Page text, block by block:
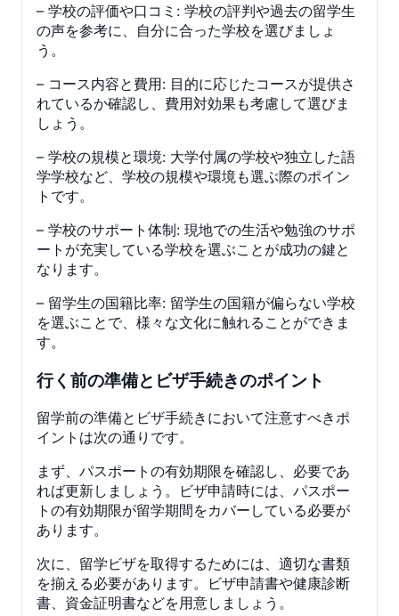
– 学校の評価や口コミ: 学校の評判や過去の留学生
の声を参考に、自分に合った学校を選びましょ
う。
– コース内容と費用: 目的に応じたコースが提供さ
れているか確認し、費用対効果も考慮して選びま
しょう。
– 学校の規模と環境: 大学付属の学校や独立した語
学学校など、学校の規模や環境も選ぶ際のポイン
トです。
– 学校のサポート体制: 現地での生活や勉強のサポ
ートが充実している学校を選ぶことが成功の鍵と
なります。
– 留学生の国籍比率: 留学生の国籍が偏らない学校
を選ぶことで、様々な文化に触れることができま
す。
行く前の準備とビザ手続きのポイント
留学前の準備とビザ手続きにおいて注意すべきポ
イントは次の通りです。
まず、パスポートの有効期限を確認し、必要であ
れば更新しましょう。ビザ申請時には、パスポー
トの有効期限が留学期間をカバーしている必要が
あります。
次に、留学ビザを取得するためには、適切な書類
を揃える必要があります。ビザ申請書や健康診断
書、資金証明書などを用意しましょう。